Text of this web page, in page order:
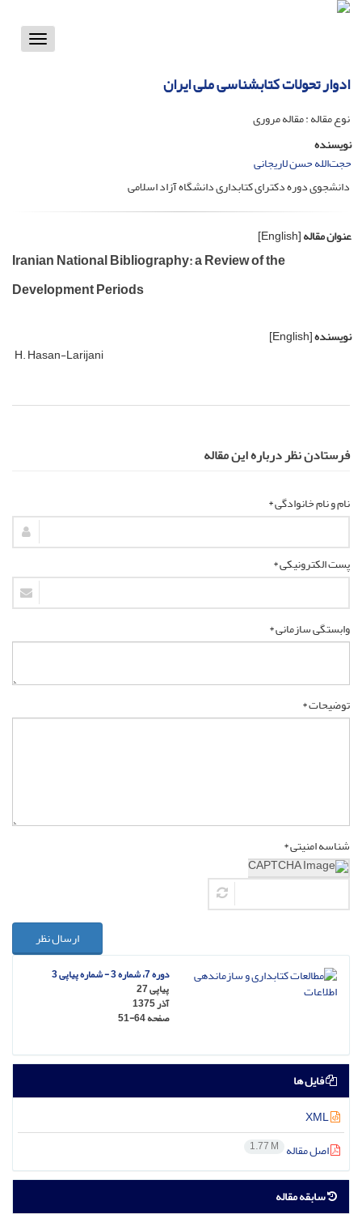
Toggle
ادوار تحولات کتابشناسی ملی ایران
نوع مقاله : مقاله مروری
نویسنده
حجت‌الله حسن لاریجانی
دانشجوی دوره دکترای کتابداری دانشگاه آزاد اسلامی
عنوان مقاله[English]
Iranian National Bibliography: a Review of the
Development Periods
نویسنده[English]
H. Hasan-Larijani
فرستادن نظر درباره این مقاله
نام و نام خانوادگی *
پست الکترونیکی *
وابستگی سازمانی *
توضیحات *
شناسه امنیتی *
ارسال نظر
دوره 7، شماره 3 - شماره پیاپی 3
پیاپی 27
آذر 1375
صفحه51-64
فایل ها
اصل مقاله 1.77 M
سابقه مقاله